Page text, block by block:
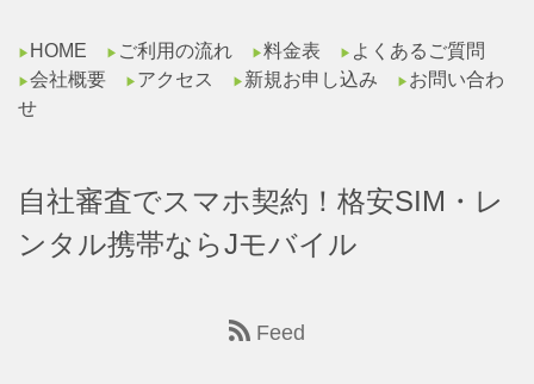
▶︎ HOME ▶︎ ご利用の流れ ▶︎料金表 ▶︎ よくあるご質問
▶︎会社概要 ▶︎ アクセス ▶︎ 新規お申し込み ▶︎ お問い合わ
せ
自社審査でスマホ契約！格安SIM・レ
ンタル携帯ならJモバイル
Feed